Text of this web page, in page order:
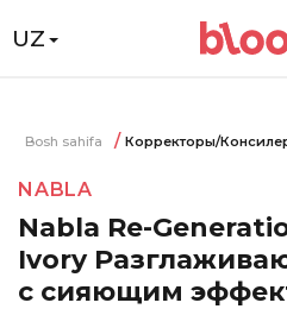
UZ
Bosh sahifa Корректоры/
NABLA
Nabla Re-
Ivory
с сияющим